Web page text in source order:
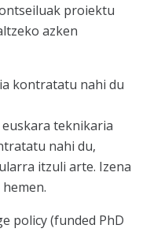
proiektu
azken
kontratatu nahi du
teknikaria
nahi du,
itzuli arte. Izena
policy (funded PhD